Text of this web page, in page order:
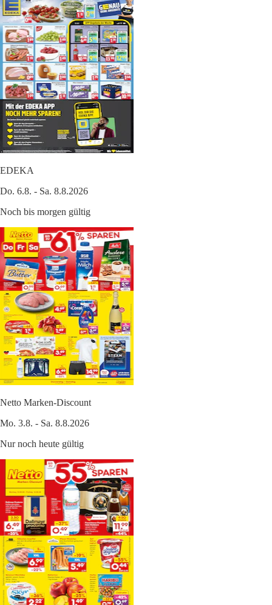
EDEKA
Do. 6.8. - Sa. 8.8.2026
Noch bis morgen gültig
Netto Marken-Discount
Mo. 3.8. - Sa. 8.8.2026
Nur noch heute gültig